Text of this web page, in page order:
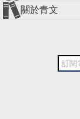
會員辦法
客服信箱
隱私條款
網站導覽
關於青文